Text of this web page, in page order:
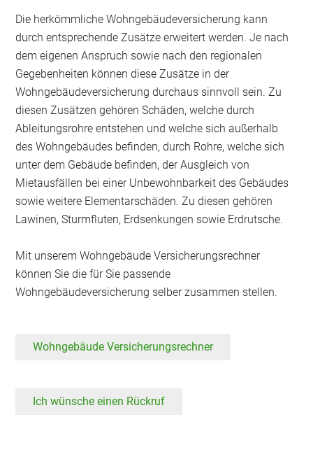
Die herkömmliche Wohngebäudeversicherung kann
durch entsprechende Zusätze erweitert werden. Je nach
dem eigenen Anspruch sowie nach den regionalen
Gegebenheiten können diese Zusätze in der
Wohngebäudeversicherung durchaus sinnvoll sein. Zu
diesen Zusätzen gehören Schäden, welche durch
Ableitungsrohre entstehen und welche sich außerhalb
des Wohngebäudes befinden, durch Rohre, welche sich
unter dem Gebäude befinden, der Ausgleich von
Mietausfällen bei einer Unbewohnbarkeit des Gebäudes
sowie weitere Elementarschäden. Zu diesen gehören
Lawinen, Sturmfluten, Erdsenkungen sowie Erdrutsche.
Mit unserem Wohngebäude Versicherungsrechner
können Sie die für Sie passende
Wohngebäudeversicherung selber zusammen stellen.
Wohngebäude Versicherungsrechner
Ich wünsche einen Rückruf